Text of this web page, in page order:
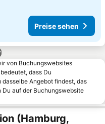
Preise sehen
von Buchungswebsites
dass Du
Angebot findest, das
auf der Buchungswebsite
(Hamburg,